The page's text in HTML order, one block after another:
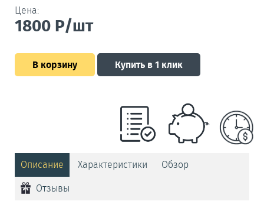
Цена:
1800 Р/шт
В корзину Купить в 1 клик
Описание Характеристики Обзор
Отзывы